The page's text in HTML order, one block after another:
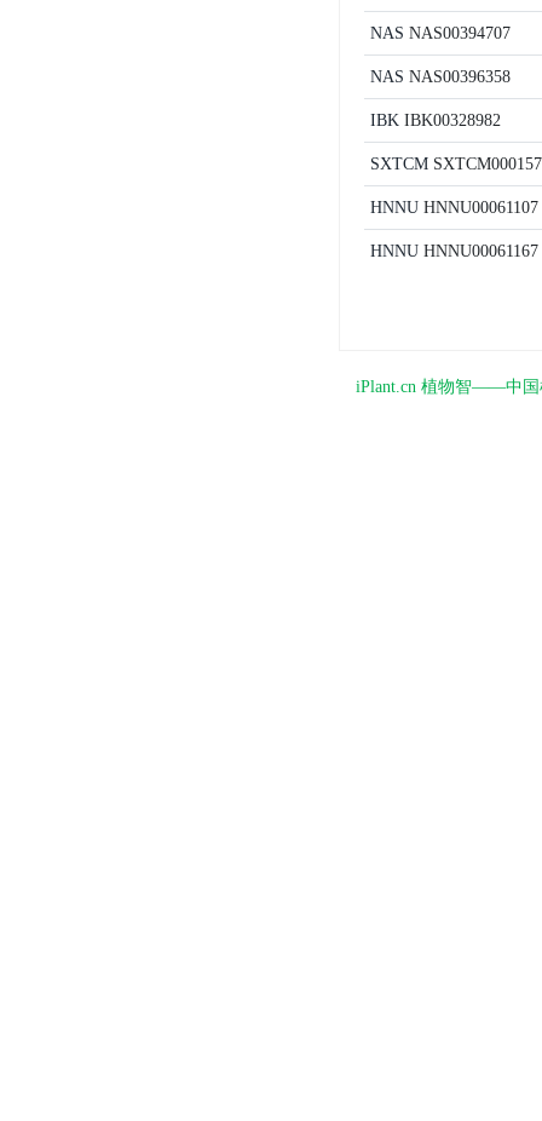
NAS NAS00394707
NAS NAS00396358
IBK IBK00328982
SXTCM
HNNU HNNU00061107
HNNU HNNU00061167
iPlant.cn 植物智——中国